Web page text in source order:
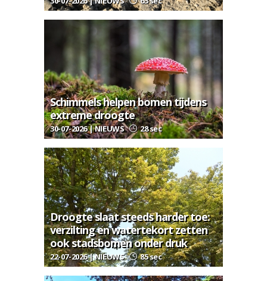
Schimmels helpen bomen tijdens
extreme droogte
30-07-2026 | NIEUWS 28 sec
Droogte slaat steeds harder toe:
verzilting en watertekort zetten
ook stadsbomen onder druk
22-07-2026 | NIEUWS 85 sec